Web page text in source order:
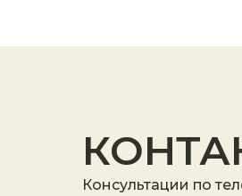
Консультации по